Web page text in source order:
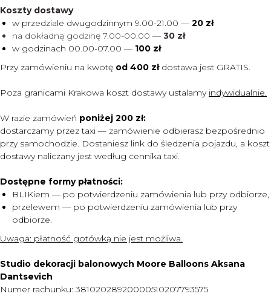
Koszty dostawy
w przedziale dwugodzinnym 9.00-21.00 — 20 zł
na dokładną godzinę 7.00-00.00 — 30 zł
w godzinach 00.00-07.00 — 100 zł
Przy zamówieniu na kwotę od 400 zł dostawa jest GRATIS.
Poza granicami Krakowa koszt dostawy ustalamy indywidualnie.
W razie zamówień poniżej 200 zł:
dostarczamy przez taxi — zamówienie odbierasz bezpośrednio
przy samochodzie. Dostaniesz link do śledzenia pojazdu, a koszt
dostawy naliczany jest według cennika taxi.
Dostępne formy płatności:
BLIKiem — po potwierdzeniu zamówienia lub przy odbiorze,
przelewem — po potwierdzeniu zamówienia lub przy
odbiorze.
Uwaga: płatność gotówką nie jest możliwa.
Studio dekoracji balonowych Moore Balloons Aksana
Dantsevich
Numer rachunku: 38102028920000510207793575
KONTAKT
O NAS
CENNIK
DOSTAWA I PŁATNOŚĆ
WARTO WIEDZIEĆ
MENU